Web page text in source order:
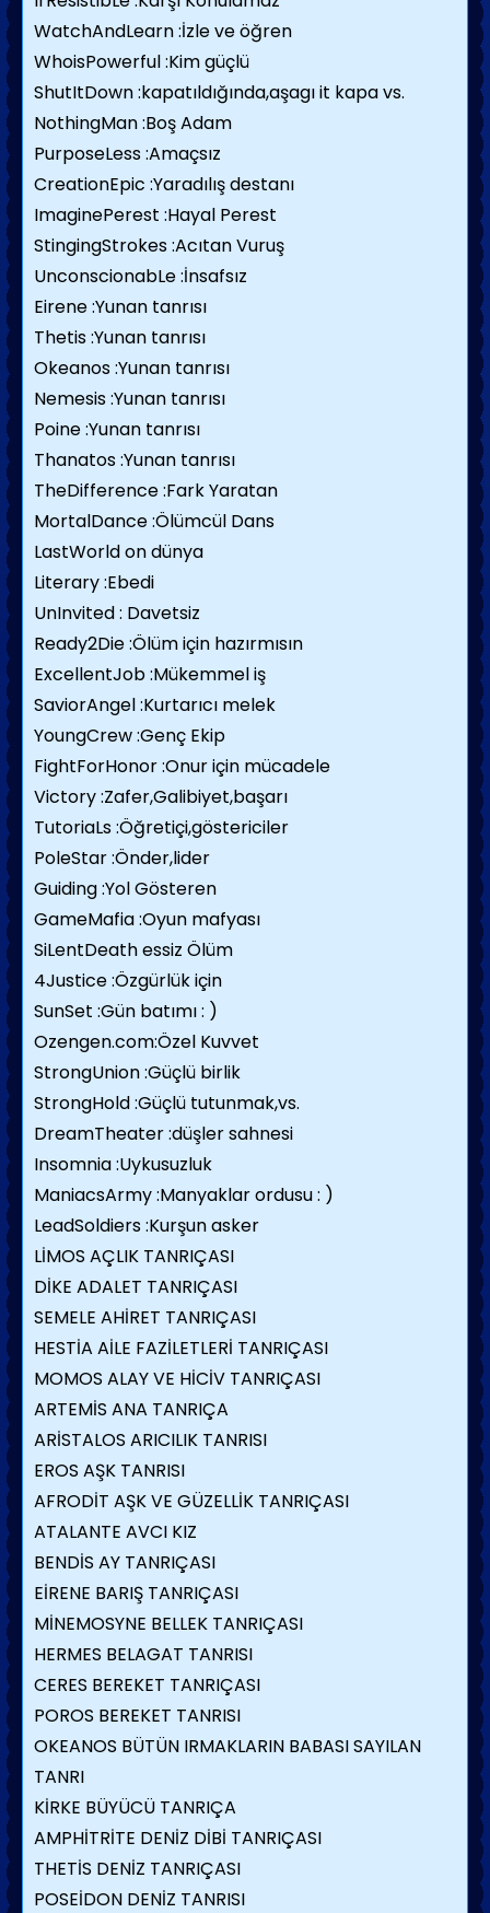
WatchAndLearn :İzle ve öğren
WhoisPowerful :Kim güçlü
ShutItDown :kapatıldığında,aşagı it kapa vs.
NothingMan :Boş Adam
PurposeLess :Amaçsız
CreationEpic :Yaradılış destanı
ImaginePerest :Hayal Perest
StingingStrokes :Acıtan Vuruş
UnconscionabLe :İnsafsız
Eirene :Yunan tanrısı
Thetis :Yunan tanrısı
Okeanos :Yunan tanrısı
Nemesis :Yunan tanrısı
Poine :Yunan tanrısı
Thanatos :Yunan tanrısı
TheDifference :Fark Yaratan
MortalDance :Ölümcül Dans
LastWorld on dünya
Literary :Ebedi
UnInvited : Davetsiz
Ready2Die :Ölüm için hazırmısın
ExcellentJob :Mükemmel iş
SaviorAngel :Kurtarıcı melek
YoungCrew :Genç Ekip
FightForHonor :Onur için mücadele
Victory :Zafer,Galibiyet,başarı
TutoriaLs :Öğretiçi,göstericiler
PoleStar :Önder,lider
Guiding :Yol Gösteren
GameMafia :Oyun mafyası
SiLentDeath essiz Ölüm
4Justice :Özgürlük için
SunSet :Gün batımı : )
Ozengen.com:Özel Kuvvet
StrongUnion :Güçlü birlik
StrongHold :Güçlü tutunmak,vs.
DreamTheater :düşler sahnesi
Insomnia :Uykusuzluk
ManiacsArmy :Manyaklar ordusu : )
LeadSoldiers :Kurşun asker
LİMOS AÇLIK TANRIÇASI
DİKE ADALET TANRIÇASI
SEMELE AHİRET TANRIÇASI
HESTİA AİLE FAZİLETLERİ TANRIÇASI
MOMOS ALAY VE HİCİV TANRIÇASI
ARTEMİS ANA TANRIÇA
ARİSTALOS ARICILIK TANRISI
EROS AŞK TANRISI
AFRODİT AŞK VE GÜZELLİK TANRIÇASI
ATALANTE AVCI KIZ
BENDİS AY TANRIÇASI
EİRENE BARIŞ TANRIÇASI
MİNEMOSYNE BELLEK TANRIÇASI
HERMES BELAGAT TANRISI
CERES BEREKET TANRIÇASI
POROS BEREKET TANRISI
OKEANOS BÜTÜN IRMAKLARIN BABASI SAYILAN
TANRI
KİRKE BÜYÜCÜ TANRIÇA
AMPHİTRİTE DENİZ DİBİ TANRIÇASI
THETİS DENİZ TANRIÇASI
POSEİDON DENİZ TANRISI